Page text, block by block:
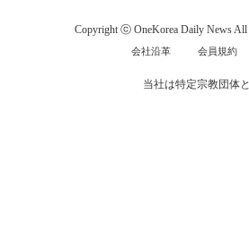
Copyright ⓒ OneKorea Daily News All
会社沿革 会員規約
当社は特定宗教団体